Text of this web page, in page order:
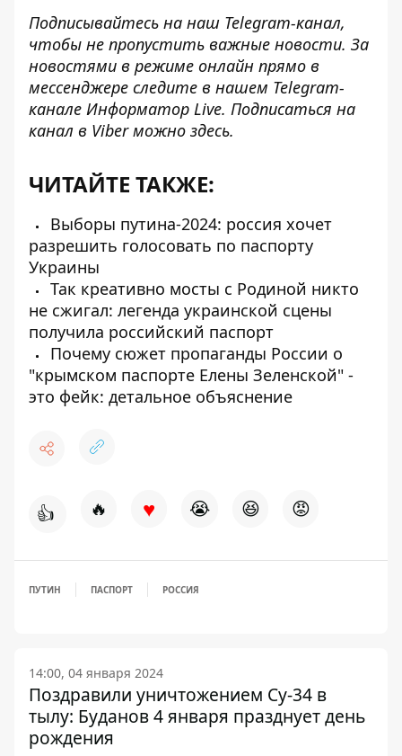
Подписывайтесь на наш Telegram-канал,
чтобы не пропустить важные новости. За
новостями в режиме онлайн прямо в
мессенджере следите в нашем Telegram-
канале Информатор Live. Подписаться на
канал в Viber можно здесь.
ЧИТАЙТЕ ТАКЖЕ:
Выборы путина-2024: россия хочет
разрешить голосовать по паспорту
Украины
Так креативно мосты с Родиной никто
не сжигал: легенда украинской сцены
получила российский паспорт
Почему сюжет пропаганды России о
"крымском паспорте Елены Зеленской" -
это фейк: детальное объяснение
👍 🔥 ♥ 😭 😆 😡
ПУТИН ПАСПОРТ РОССИЯ
14:00, 04 января 2024
Поздравили уничтожением Су-34 в
тылу: Буданов 4 января празднует день
рождения